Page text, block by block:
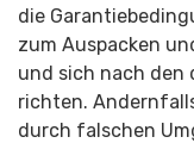
die
zum Auspacken
und sich nach
richten.
durch falschen